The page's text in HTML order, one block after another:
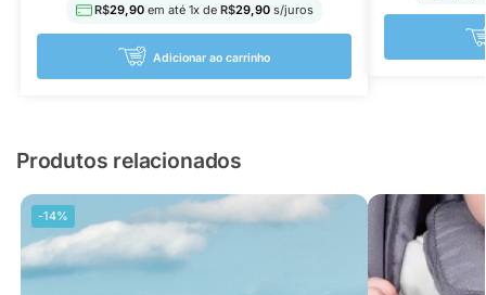
R$29,90 em até 1x de R$29,90s/juros
Adicionar ao carrinho
Produtos relacionados
-14%